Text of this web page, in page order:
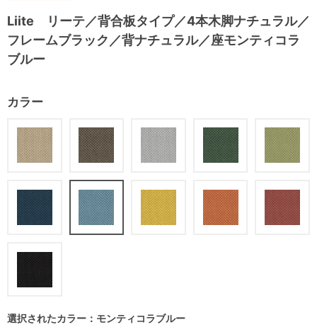
Liite リーテ／背合板タイプ／4本木脚ナチュラル／
フレームブラック／背ナチュラル／座モンティコラ
ブルー
カラー
選択されたカラー：モンティコラブルー